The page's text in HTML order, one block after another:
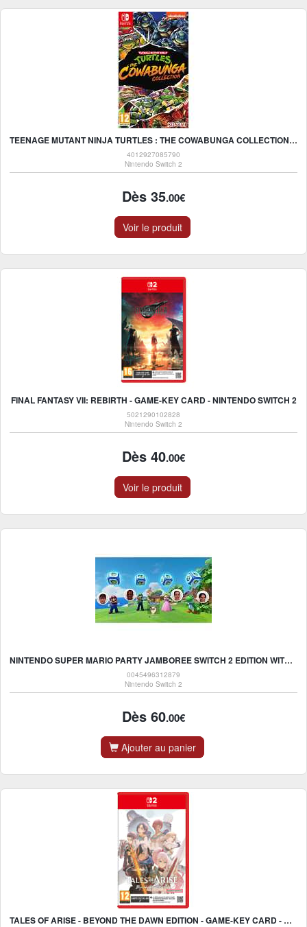
TEENAGE MUTANT NINJA TURTLES : THE COWABUNGA COLLECTION SWITCH
4012927085790
Nintendo Switch 2
Dès 35.00€
Voir le produit
FINAL FANTASY VII: REBIRTH - GAME-KEY CARD - NINTENDO SWITCH 2
5021290102828
Nintendo Switch 2
Dès 40.00€
Voir le produit
NINTENDO SUPER MARIO PARTY JAMBOREE SWITCH 2 EDITION WITH JAMBOREE TV STANDARD
0045496312879
Nintendo Switch 2
Dès 60.00€
Ajouter au panier
TALES OF ARISE - BEYOND THE DAWN EDITION - GAME-KEY CARD - NINTENDO SWITCH 2